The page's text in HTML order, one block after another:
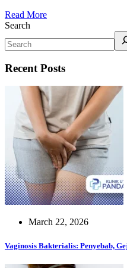
Read More
Search
Recent Posts
March 22, 2026
Vaginosis Bakterialis: Penyebab,